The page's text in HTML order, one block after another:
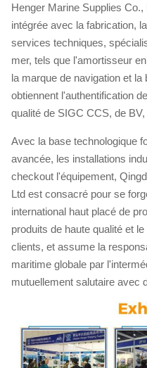
Henger Marine Supplies
intégrée avec la fabrication,
services techniques,
mer, tels que l'amortisseur
la marque de navigation et
obtiennent l'authentification
qualité de SIGC CCS, de
Avec la base technologique
avancée, les installations
checkout l'équipement,
Ltd est consacré pour se
international haut placé de
produits de haute qualité et
clients, et assume la
maritime globale par
mutuellement salutaire avec